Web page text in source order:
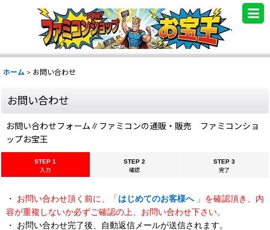
.
ホーム > お問い合わせ
お問い合わせ
お問い合わせフォーム∥ファミコンの通販・販売 ファミコンショ
ップお宝王
STEP 1
入力
STEP 2
確認
STEP 3
完了
・ お問い合わせ頂く前に、「はじめてのお客様へ 」を確認頂き、内
容が重複しないか必ずご確認の上、お問い合わせ下さい。
・ お問い合わせ完了後、自動返信メールが送信されます。